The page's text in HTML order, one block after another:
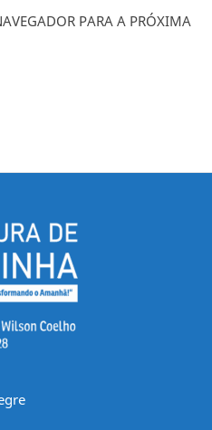
PARA A PRÓXIMA